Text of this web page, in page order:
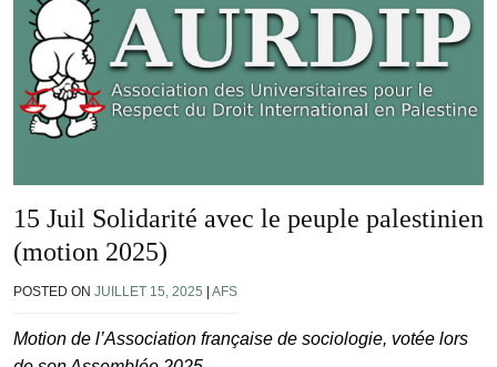
15 Juil Solidarité avec le peuple palestinien
(motion 2025)
POSTED ON JUILLET 15, 2025 | AFS
Motion de l’Association française de sociologie, votée lors